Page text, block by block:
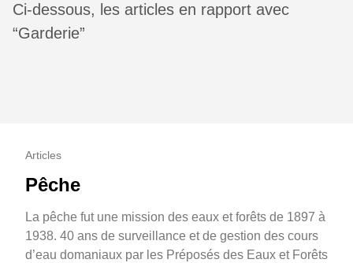
Ci-dessous, les articles en rapport avec
“Garderie”
Articles
Pêche
La pêche fut une mission des eaux et forêts de 1897 à
1938. 40 ans de surveillance et de gestion des cours
d’eau domaniaux par les Préposés des Eaux et Forêts